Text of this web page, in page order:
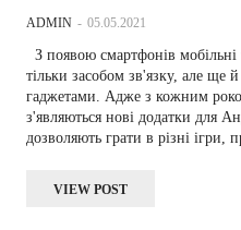
ADMIN - 05.05.2021
тільки засобом зв'язку, але ще
гаджетами. Адже з кожним
з'являються нові додатки для
дозволяють грати в різні ігри,
VIEW POST